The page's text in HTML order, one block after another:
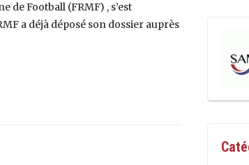
de Football (FRMF) , s’est
a déjà déposé son dossier auprès